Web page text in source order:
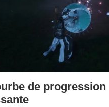
de progression